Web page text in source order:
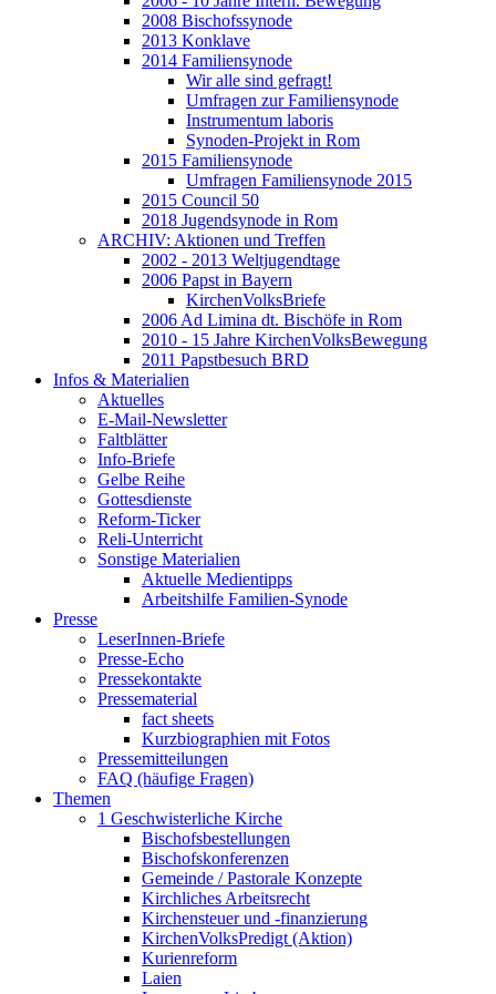
2008 Bischofssynode
2013 Konklave
2014 Familiensynode
Wir alle sind gefragt!
Umfragen zur Familiensynode
Instrumentum laboris
Synoden-Projekt in Rom
2015 Familiensynode
Umfragen Familiensynode 2015
2015 Council 50
2018 Jugendsynode in Rom
ARCHIV: Aktionen und Treffen
2002 - 2013 Weltjugendtage
2006 Papst in Bayern
KirchenVolksBriefe
2006 Ad Limina dt. Bischöfe in Rom
2010 - 15 Jahre KirchenVolksBewegung
2011 Papstbesuch BRD
Infos & Materialien
Aktuelles
E-Mail-Newsletter
Faltblätter
Info-Briefe
Gelbe Reihe
Gottesdienste
Reform-Ticker
Reli-Unterricht
Sonstige Materialien
Aktuelle Medientipps
Arbeitshilfe Familien-Synode
Presse
LeserInnen-Briefe
Presse-Echo
Pressekontakte
Pressematerial
fact sheets
Kurzbiographien mit Fotos
Pressemitteilungen
FAQ (häufige Fragen)
Themen
1 Geschwisterliche Kirche
Bischofsbestellungen
Bischofskonferenzen
Gemeinde / Pastorale Konzepte
Kirchliches Arbeitsrecht
Kirchensteuer und -finanzierung
KirchenVolksPredigt (Aktion)
Kurienreform
Laien